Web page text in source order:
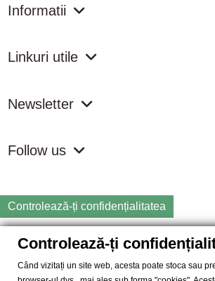
Informatii
Linkuri utile
Newsletter
Follow us
Controlează-ți confidențialitatea
Copyright
2026 samdistribution.ro -
Controlează-ți
Când vizitați un site web, acesta poate stoca sau